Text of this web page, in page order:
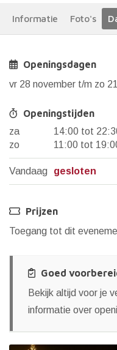
Informatie Foto's
Openingsdagen
vr 28 november t/m zo
Openingstijden
za
14:00 tot
zo
11:00 tot
Vandaag gesloten
Prijzen
Toegang tot dit
Goed
Bekijk altijd voor je
informatie over